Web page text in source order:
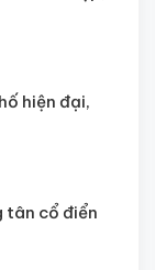
hiện đại,
tân cổ điển